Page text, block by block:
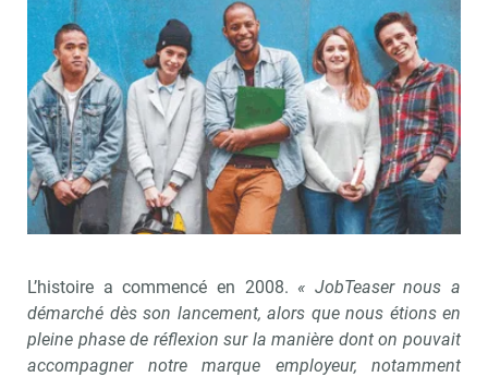
L’histoire a commencé en 2008. « JobTeaser nous a
démarché dès son lancement, alors que nous étions en
pleine phase de réflexion sur la manière dont on pouvait
accompagner notre marque employeur, notamment